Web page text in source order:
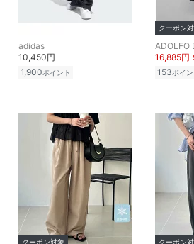
adidas
10,450円
1,900ポイント
クーポン
ADOLFO
16,885円
153ポイン
クーポン対象 クーポン